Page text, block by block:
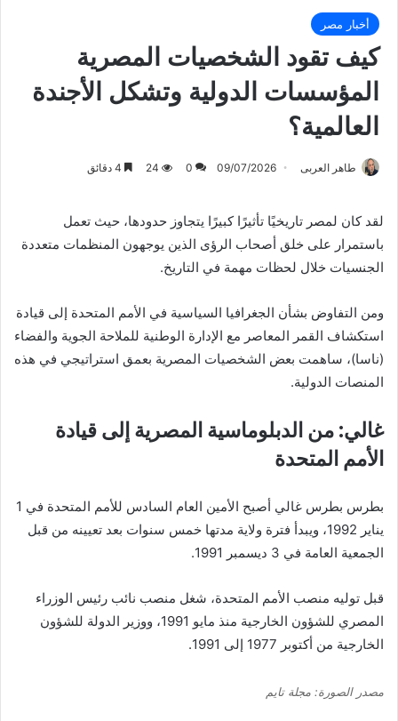
أخبار مصر
كيف تقود الشخصيات المصرية
المؤسسات الدولية وتشكل الأجندة
العالمية؟
طاهر العربى 09/07/2026
0
24
لقد كان لمصر تاريخيًا تأثيرًا كبيرًا يتجاوز حدودها، حيث تعمل
باستمرار على خلق أصحاب الرؤى الذين يوجهون المنظمات متعددة
الجنسيات خلال لحظات مهمة في التاريخ.
ومن التفاوض بشأن الجغرافيا السياسية في الأمم المتحدة إلى قيادة
استكشاف القمر المعاصر مع الإدارة الوطنية للملاحة الجوية والفضاء
(ناسا)، ساهمت بعض الشخصيات المصرية بعمق استراتيجي في هذه
المنصات الدولية.
غالي: من الدبلوماسية المصرية إلى قيادة
الأمم المتحدة
بطرس بطرس غالي أصبح
الأمين العام السادس للأمم المتحدة في 1
يناير 1992، ويبدأ فترة ولاية مدتها خمس سنوات بعد تعيينه من قبل
الجمعية العامة في 3 ديسمبر 1991.
قبل توليه منصب الأمم المتحدة، شغل منصب نائب رئيس الوزراء
المصري للشؤون الخارجية منذ مايو 1991، ووزير الدولة للشؤون
الخارجية من أكتوبر 1977 إلى 1991.
مصدر الصورة: مجلة تايم